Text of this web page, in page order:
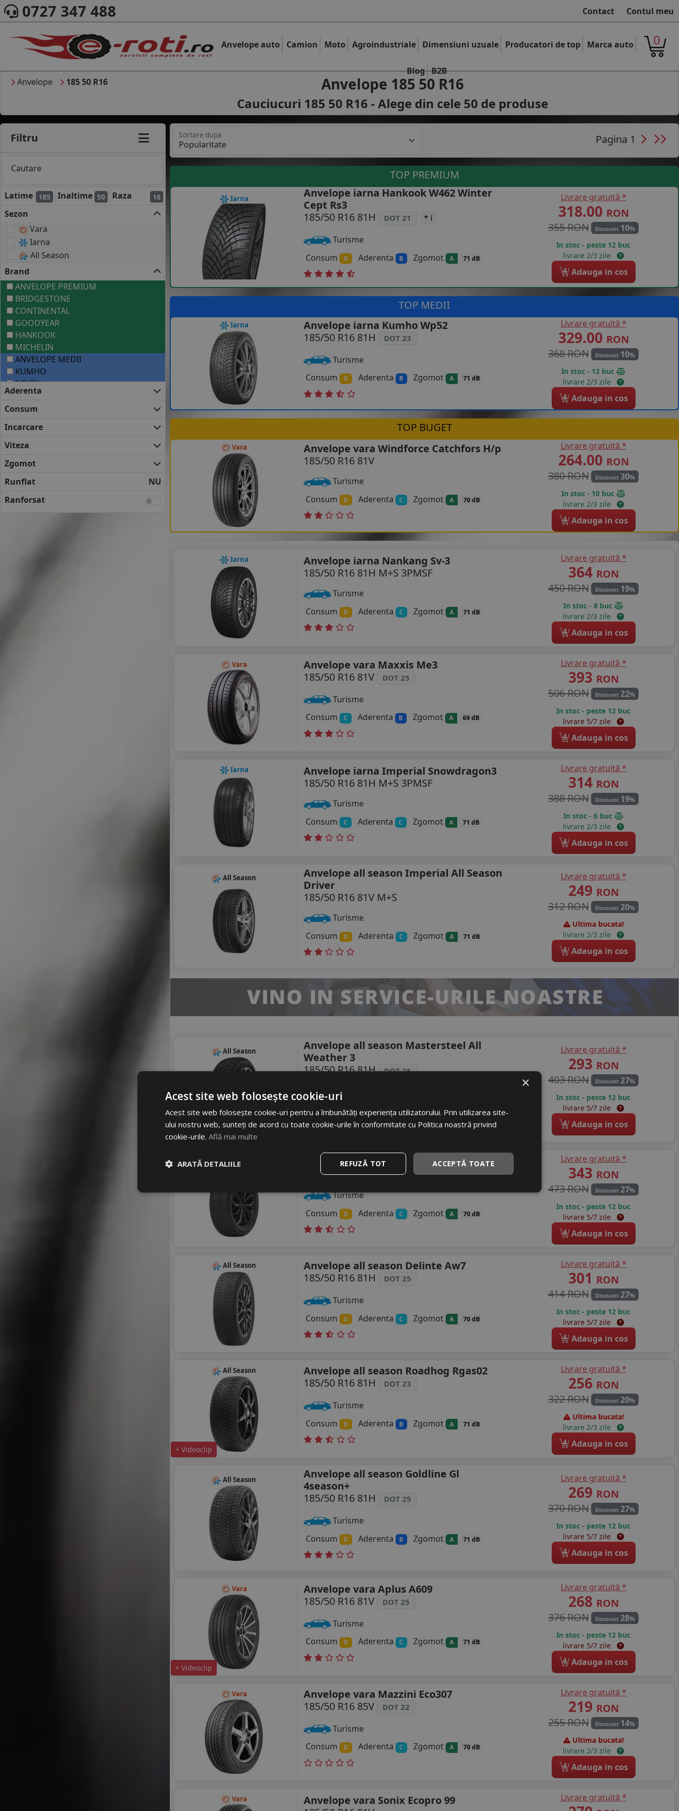
0727 347 488 Contact Contul meu
Anvelope auto Camion Moto Agroindustriale Dimensiuni uzuale Producatori de top Marca auto
Blog B2B
0
Anvelope 185 50 R16 Anvelope 185 50 R16
Cauciucuri 185 50 R16 - Alege din cele 50 de produse
Filtru
Cautare
Latime 185 Inaltime 50 Raza 16
Sezon
Vara
Iarna
All Season
Brand
ANVELOPE PREMIUM
BRIDGESTONE
CONTINENTAL
GOODYEAR
HANKOOK
MICHELIN
ANVELOPE MEDII
KUMHO
NEXEN
UNIROYAL
VREDESTEIN
APLUS
DELINTE
GOODRIDE
HIFLY
LEAO
Aderenta
Consum
Incarcare
Viteza
Zgomot
Runflat
NU
Ranforsat
Sortare dupa Pagina 1
TOP PREMIUM
Iarna
Anvelope iarna Hankook W462 Winter
Cept Rs3
185/50 R16 81H
DOT 21
* i
Turisme
Consum
D Aderenta B Zgomot A 71 dB
Livrare gratuită *
318.00 RON
355 RON
Discount 10%
In stoc - peste 12 buc
livrare 2/3 zile
4 Adauga in cos
TOP MEDII
Iarna
Anvelope iarna Kumho Wp52
185/50 R16 81H
DOT 23
Turisme
Consum
D Aderenta B Zgomot A 71 dB
Livrare gratuită *
329.00 RON
368 RON
Discount 10%
In stoc - 12 buc
livrare 2/3 zile
4 Adauga in cos
TOP BUGET
Vara
Anvelope vara Windforce Catchfors H/p
185/50 R16 81V
Turisme
Consum
D Aderenta C Zgomot A 70 dB
Livrare gratuită *
264.00 RON
380 RON
Discount 30%
In stoc - 10 buc
livrare 2/3 zile
4 Adauga in cos
Iarna
Anvelope iarna Nankang Sv-3
185/50 R16 81H M+S 3PMSF
Turisme
Consum
D Aderenta C Zgomot A 71 dB
Livrare gratuită *
364 RON
450 RON
Discount 19%
In stoc - 8 buc
livrare 2/3 zile
4 Adauga in cos
Vara
Anvelope vara Maxxis Me3
185/50 R16 81V
DOT 25
Turisme
Consum
C Aderenta B Zgomot A 69 dB
Livrare gratuită *
393 RON
506 RON
Discount 22%
In stoc - peste 12 buc
livrare 5/7 zile
4 Adauga in cos
Iarna
Anvelope iarna Imperial Snowdragon3
185/50 R16 81H M+S 3PMSF
Turisme
Consum
C Aderenta C Zgomot A 71 dB
Livrare gratuită *
314 RON
388 RON
Discount 19%
In stoc - 6 buc
livrare 2/3 zile
4 Adauga in cos
All Season
Anvelope all season Imperial All Season
Driver
185/50 R16 81V M+S
Turisme
Consum
D Aderenta C Zgomot A 71 dB
Livrare gratuită *
249 RON
312 RON
Discount 20%
Ultima bucata!
livrare 2/3 zile
4 Adauga in cos
All Season
Anvelope all season Mastersteel All
Weather 3
185/50 R16 81H DOT 25
Turisme
Consum D Aderenta C Zgomot A 70 dB
Livrare gratuită *
293 RON
403 RON
Discount 27%
In stoc - peste 12 buc
livrare 5/7 zile
4 Adauga in cos
All Season
Anvelope all season Tyfoon As7
185/50 R16 81H DOT 25
Turisme
Consum
D Aderenta C Zgomot A 70 dB
Livrare gratuită *
343 RON
473 RON
Discount 27%
In stoc - peste 12 buc
livrare 5/7 zile
4 Adauga in cos
All Season
Anvelope all season Delinte Aw7
185/50 R16 81H
DOT 25
Turisme
Consum
D Aderenta C Zgomot A 70 dB
Livrare gratuită *
301 RON
414 RON
Discount 27%
In stoc - peste 12 buc
livrare 5/7 zile
4 Adauga in cos
All Season
+ Videoclip
Anvelope all season Roadhog Rgas02
185/50 R16 81H
DOT 23
Turisme
Consum
D Aderenta B Zgomot A 71 dB
Livrare gratuită *
256 RON
322 RON
Discount 20%
Ultima bucata!
livrare 2/3 zile
4 Adauga in cos
All Season
Anvelope all season Goldline Gl
4season+
185/50 R16 81H
DOT 25
Turisme
Consum
D Aderenta B Zgomot A 71 dB
Livrare gratuită *
269 RON
370 RON
Discount 27%
In stoc - peste 12 buc
livrare 5/7 zile
4 Adauga in cos
Vara
+ Videoclip
Anvelope vara Aplus A609
185/50 R16 81V
DOT 25
Turisme
Consum
D Aderenta C Zgomot A 71 dB
Livrare gratuită *
268 RON
376 RON
Discount 28%
In stoc - peste 12 buc
livrare 5/7 zile
4 Adauga in cos
Vara
Anvelope vara Mazzini Eco307
185/50 R16 85V
DOT 22
Turisme
Consum
D Aderenta C Zgomot A 70 dB
Livrare gratuită *
219 RON
255 RON
Discount 14%
Ultima bucata!
livrare 2/3 zile
4 Adauga in cos
Vara
Anvelope vara Sonix Ecopro 99
Livrare gratuită *
×
Acest site web folosește cookie-uri
Acest site web folosește cookie-uri pentru a îmbunătăți experiența utilizatorului. Prin utilizarea site-
ului nostru web, sunteți de acord cu toate cookie-urile în conformitate cu Politica noastră privind
cookie-urile. Află mai multe
ACCEPTĂ TOATE
REFUZĂ TOT
ARATĂ DETALIILE